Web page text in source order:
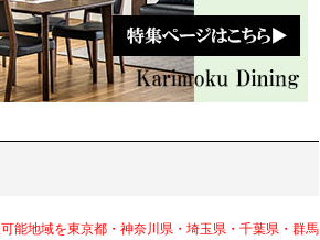
能地域を東京都・神奈川県・埼玉県・千葉県・群馬